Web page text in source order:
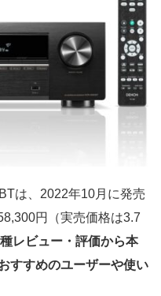
は、2022年10月に発売
円（実売価格は3.7
レビュー・評価から本
すすめのユーザーや使い